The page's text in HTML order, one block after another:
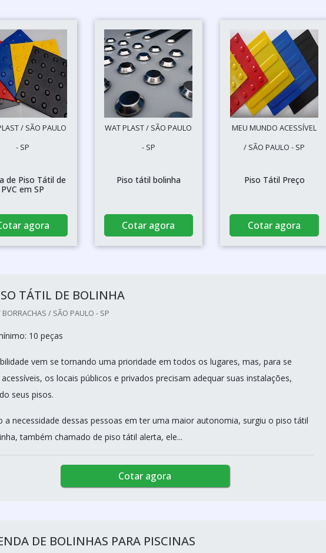
/ SÃO PAULO
- SP
de Piso Tátil de
PVC em SP
agora
WAT PLAST / SÃO PAULO
- SP
Piso tátil bolinha
Cotar agora
MEU MUNDO ACESSÍVEL
/ SÃO PAULO - SP
Piso Tátil Preço
Cotar agora
TÁTIL DE BOLINHA
BORRACHAS / SÃO PAULO - SP
10 peças
vem se tornando uma prioridade em todos os lugares, mas, para se
os locais públicos e privados precisam adequar suas instalações,
seus pisos.
a necessidade dessas pessoas em ter uma maior autonomia, surgiu o piso tátil
também chamado de piso tátil alerta, ele...
Cotar agora
DE BOLINHAS PARA PISCINAS